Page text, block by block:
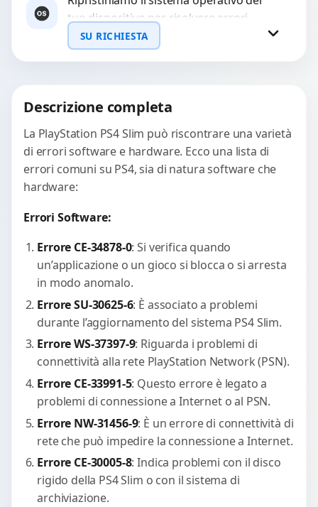
WhatsApp
tuo dispositivo per risolvere errori
software, rallentamenti o blocchi.
Garantiamo un ripristino completo con
SU RICHIESTA
Descrizione completa
La PlayStation PS4 Slim può riscontrare una varietà
di errori software e hardware. Ecco una lista di
errori comuni su PS4, sia di natura software che
hardware:
Errori Software:
Errore CE-34878-0: Si verifica quando
un’applicazione o un gioco si blocca o si arresta
in modo anomalo.
Errore SU-30625-6: È associato a problemi
durante l’aggiornamento del sistema PS4 Slim.
Errore WS-37397-9: Riguarda i problemi di
connettività alla rete PlayStation Network (PSN).
Errore CE-33991-5: Questo errore è legato a
problemi di connessione a Internet o al PSN.
Errore NW-31456-9: È un errore di connettività di
rete che può impedire la connessione a Internet.
Errore CE-30005-8: Indica problemi con il disco
rigido della PS4 Slim o con il sistema di
archiviazione.